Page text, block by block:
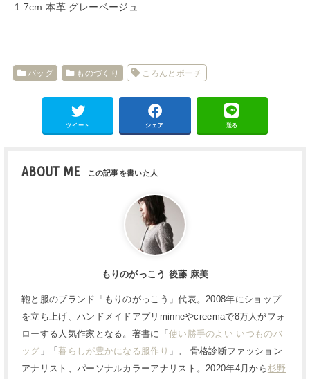
1.7cm 本革 グレーベージュ
バッグ ものづくり ころんとポーチ
ツイート シェア 送る
ABOUT ME
もりのがっこう 後藤 麻美
鞄と服のブランド「もりのがっこう」代表。2008年にショップ
を立ち上げ、ハンドメイドアプリminneやcreemaで8万人がフォ
ローする人気作家となる。著書に「 使い勝手のよい いつものバ
ッグ 」「暮らしが豊かになる服作り 」。 骨格診断ファッション
アナリスト、パーソナルカラーアナリスト。2020年4月から杉野